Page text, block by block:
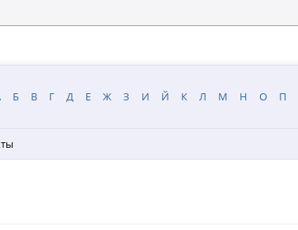
Б В Г Д Е Ж З И Й К Л М Н О П